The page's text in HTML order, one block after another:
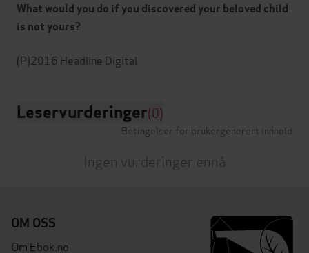
What would you do if you discovered your beloved child
is not yours?
Leservurderinger(0)
Betingelser for brukergenerert innhold
Ingen vurderinger ennå
OM OSS
Om Ebok.no